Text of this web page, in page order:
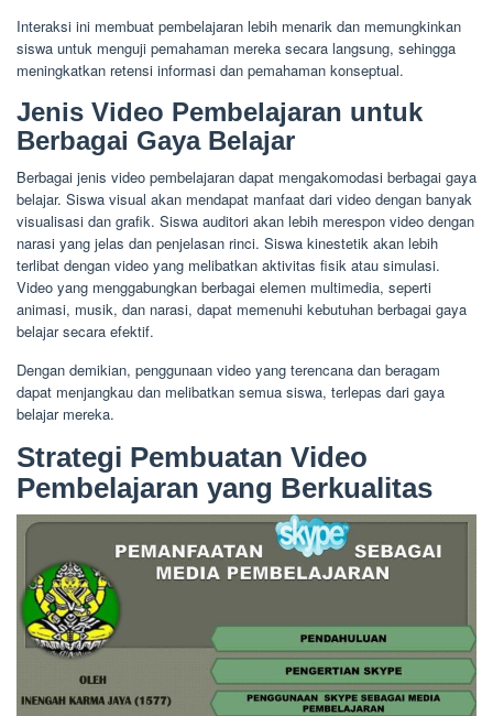
Interaksi ini membuat pembelajaran lebih menarik dan memungkinkan
siswa untuk menguji pemahaman mereka secara langsung, sehingga
meningkatkan retensi informasi dan pemahaman konseptual.
Jenis Video Pembelajaran untuk
Berbagai Gaya Belajar
Berbagai jenis video pembelajaran dapat mengakomodasi berbagai gaya
belajar. Siswa visual akan mendapat manfaat dari video dengan banyak
visualisasi dan grafik. Siswa auditori akan lebih merespon video dengan
narasi yang jelas dan penjelasan rinci. Siswa kinestetik akan lebih
terlibat dengan video yang melibatkan aktivitas fisik atau simulasi.
Video yang menggabungkan berbagai elemen multimedia, seperti
animasi, musik, dan narasi, dapat memenuhi kebutuhan berbagai gaya
belajar secara efektif.
Dengan demikian, penggunaan video yang terencana dan beragam
dapat menjangkau dan melibatkan semua siswa, terlepas dari gaya
belajar mereka.
Strategi Pembuatan Video
Pembelajaran yang Berkualitas